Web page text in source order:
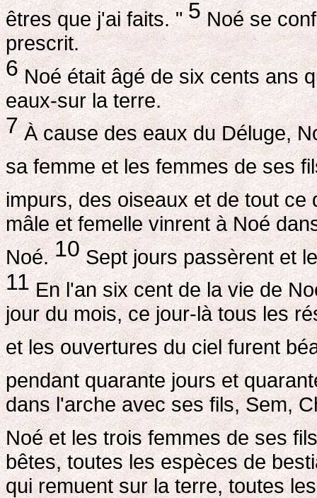
êtres que j'ai faits. "5Noé se
prescrit.
6Noé était âgé de six cents ans
eaux-sur la terre.
7À cause des eaux du Déluge,
sa femme et les femmes de ses
impurs, des oiseaux et de tout
mâle et femelle vinrent à Noé
Noé.10Sept jours passèrent et
11En l'an six cent de la vie de
jour du mois, ce jour-là tous les
et les ouvertures du ciel furent
pendant quarante jours et
dans l'arche avec ses fils, Sem,
Noé et les trois femmes de ses
bêtes, toutes les espèces de
qui remuent sur la terre, toutes